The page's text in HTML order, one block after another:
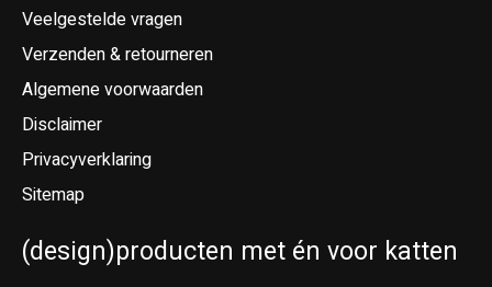
Veelgestelde vragen
Verzenden & retourneren
Algemene voorwaarden
Disclaimer
Privacyverklaring
Sitemap
(design)producten met én voor katten